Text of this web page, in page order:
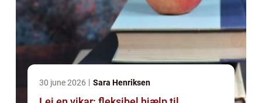
30 june 2026 Sara Henriksen